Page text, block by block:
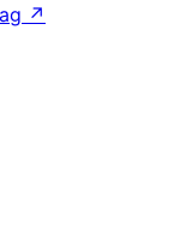
↗